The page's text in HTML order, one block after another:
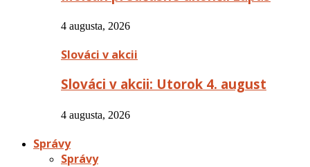
4 augusta, 2026
Slováci v akcii
Slováci v akcii: Utorok 4. august
4 augusta, 2026
Správy
Správy